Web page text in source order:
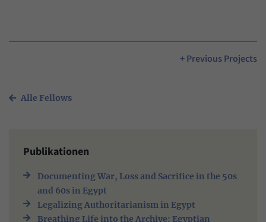
+ Previous Projects
Alle Fellows
Publikationen
Documenting War, Loss and Sacrifice in the 50s
and 60s in Egypt
Legalizing Authoritarianism in Egypt
Breathing Life into the Archive: Egyptian